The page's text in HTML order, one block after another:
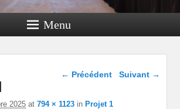
Menu
Navigation dans les
← Précédent Suivant →
2025 at794 × 1123 inProjet 1